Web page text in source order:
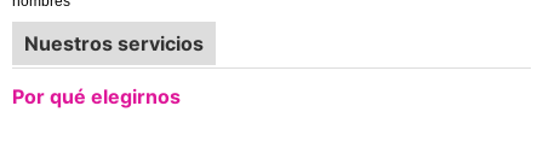
Nuestros servicios
Por qué elegirnos